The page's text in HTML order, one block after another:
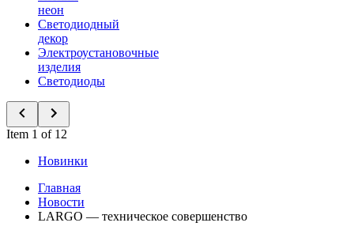
неон
Светодиодный
декор
Электроустановочные
изделия
Светодиоды
Item 1 of 12
Новинки
Главная
Новости
LARGO — техническое совершенство